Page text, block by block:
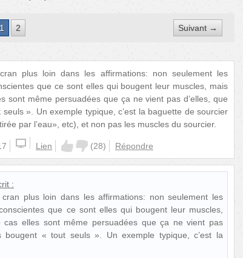
1 2 Suivant →
plus loin dans les affirmations: non seulement les
que ce sont elles qui bougent leur muscles, mais
sont même persuadées que ça ne vient pas d’elles, que
». Un exemple typique, c’est la baguette de sourcier
par l’eau», etc), et non pas les muscles du sourcier.
Lien (28) Répondre
:
plus loin dans les affirmations: non seulement les
que ce sont elles qui bougent leur muscles,
cas elles sont même persuadées que ça ne vient pas
bougent « tout seuls ». Un exemple typique, c’est la